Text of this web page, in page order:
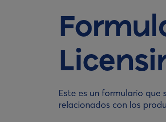
Este es un formulario que
relacionados con los